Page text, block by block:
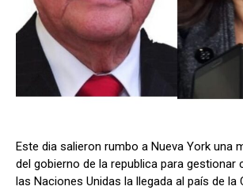
Comparta
Facebook WhatsApp
Comparta
Facebook WhatsApp
Este dia salieron rumbo a Nueva York una
del gobierno de la republica para gestionar
las Naciones Unidas la llegada al país de